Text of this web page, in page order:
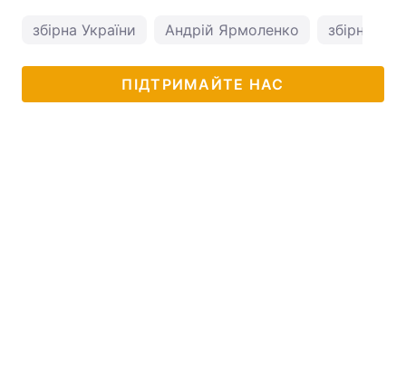
збірна України Андрій Ярмоленко збірна
ПІДТРИМАЙТЕ НАС